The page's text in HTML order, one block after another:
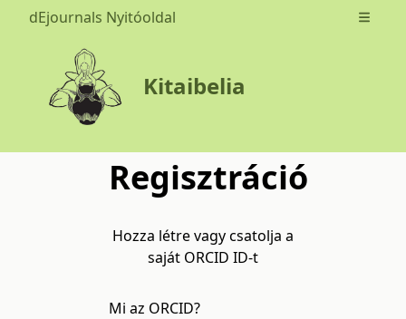
dEjournals Nyitóoldal Open
Kitaibelia
Regisztráció
Hozza létre vagy csatolja a
saját ORCID ID-t
Mi az ORCID?